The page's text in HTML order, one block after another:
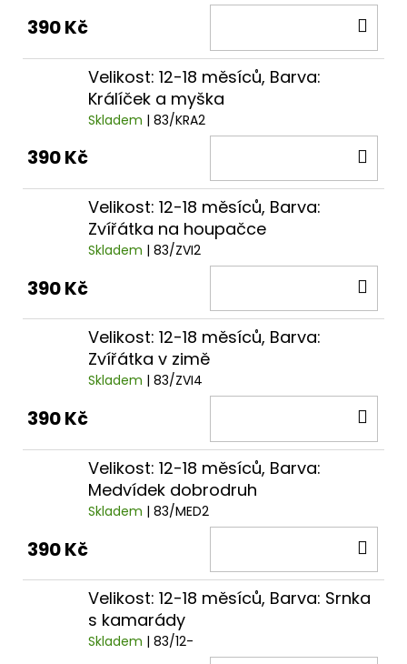
390 Kč
Velikost: 12-18 měsíců, Barva:
Králíček a myška
Skladem | 83/KRA2
390 Kč
Velikost: 12-18 měsíců, Barva:
Zvířátka na houpačce
Skladem | 83/ZVI2
390 Kč
Velikost: 12-18 měsíců, Barva:
Zvířátka v zimě
Skladem | 83/ZVI4
390 Kč
Velikost: 12-18 měsíců, Barva:
Medvídek dobrodruh
Skladem | 83/MED2
390 Kč
Velikost: 12-18 měsíců, Barva: Srnka
s kamarády
Skladem | 83/12-